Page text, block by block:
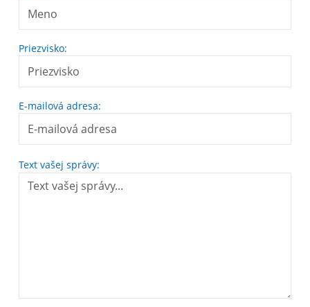
Priezvisko:
E-mailová adresa:
Text vašej správy: